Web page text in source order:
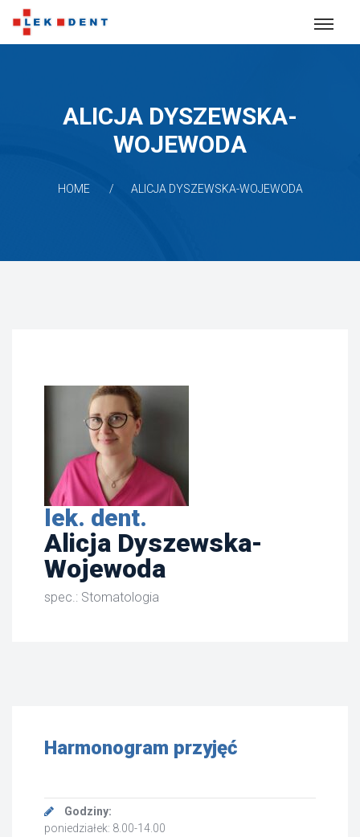
ALICJA DYSZEWSKA-
WOJEWODA
HOME ALICJA DYSZEWSKA-WOJEWODA
lek. dent.
Alicja Dyszewska-
Wojewoda
spec.: Stomatologia
Harmonogram przyjęć
Godziny:
poniedziałek: 8.00-14.00